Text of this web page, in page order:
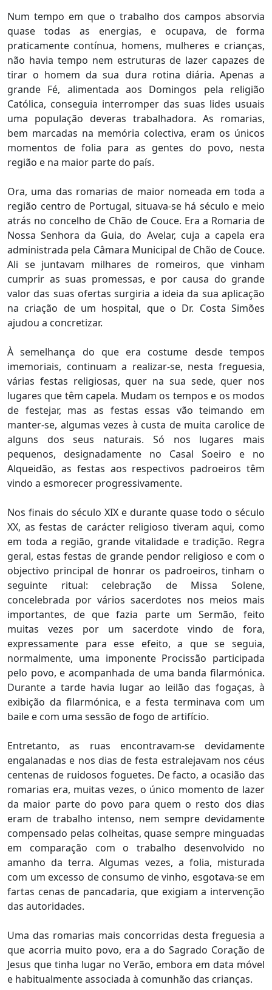
Num tempo em que o trabalho dos campos absorvia
quase todas as energias, e ocupava, de forma
praticamente contínua, homens, mulheres e crianças,
não havia tempo nem estruturas de lazer capazes de
tirar o homem da sua dura rotina diária. Apenas a
grande Fé, alimentada aos Domingos pela religião
Católica, conseguia interromper das suas lides usuais
uma população deveras trabalhadora. As romarias,
bem marcadas na memória colectiva, eram os únicos
momentos de folia para as gentes do povo, nesta
região e na maior parte do país.
Ora, uma das romarias de maior nomeada em toda a
região centro de Portugal, situava-se há século e meio
atrás no concelho de Chão de Couce. Era a Romaria de
Nossa Senhora da Guia, do Avelar, cuja a capela era
administrada pela Câmara Municipal de Chão de Couce.
Ali se juntavam milhares de romeiros, que vinham
cumprir as suas promessas, e por causa do grande
valor das suas ofertas surgiria a ideia da sua aplicação
na criação de um hospital, que o Dr. Costa Simões
ajudou a concretizar.
À semelhança do que era costume desde tempos
imemoriais, continuam a realizar-se, nesta freguesia,
várias festas religiosas, quer na sua sede, quer nos
lugares que têm capela. Mudam os tempos e os modos
de festejar, mas as festas essas vão teimando em
manter-se, algumas vezes à custa de muita carolice de
alguns dos seus naturais. Só nos lugares mais
pequenos, designadamente no Casal Soeiro e no
Alqueidão, as festas aos respectivos padroeiros têm
vindo a esmorecer progressivamente.
Nos finais do século XIX e durante quase todo o século
XX, as festas de carácter religioso tiveram aqui, como
em toda a região, grande vitalidade e tradição. Regra
geral, estas festas de grande pendor religioso e com o
objectivo principal de honrar os padroeiros, tinham o
seguinte ritual: celebração de Missa Solene,
concelebrada por vários sacerdotes nos meios mais
importantes, de que fazia parte um Sermão, feito
muitas vezes por um sacerdote vindo de fora,
expressamente para esse efeito, a que se seguia,
normalmente, uma imponente Procissão participada
pelo povo, e acompanhada de uma banda filarmónica.
Durante a tarde havia lugar ao leilão das fogaças, à
exibição da filarmónica, e a festa terminava com um
baile e com uma sessão de fogo de artifício.
Entretanto, as ruas encontravam-se devidamente
engalanadas e nos dias de festa estralejavam nos céus
centenas de ruidosos foguetes. De facto, a ocasião das
romarias era, muitas vezes, o único momento de lazer
da maior parte do povo para quem o resto dos dias
eram de trabalho intenso, nem sempre devidamente
compensado pelas colheitas, quase sempre minguadas
em comparação com o trabalho desenvolvido no
amanho da terra. Algumas vezes, a folia, misturada
com um excesso de consumo de vinho, esgotava-se em
fartas cenas de pancadaria, que exigiam a intervenção
das autoridades.
Uma das romarias mais concorridas desta freguesia a
que acorria muito povo, era a do Sagrado Coração de
Jesus que tinha lugar no Verão, embora em data móvel
e habitualmente associada à comunhão das crianças.